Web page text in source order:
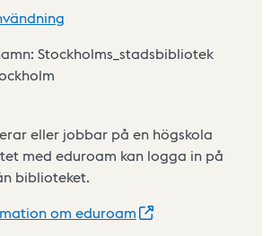
Stockholms_stadsbibliotek
eller jobbar på en högskola
med eduroam kan logga in på
biblioteket.
om eduroam